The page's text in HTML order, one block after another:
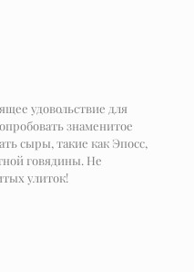
удовольствие для
знаменитое
сыры, такие как Эпосс,
говядины. Не
улиток!